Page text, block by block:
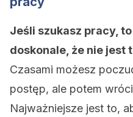
Jeśli szukasz pracy,
doskonale, że nie jest
Czasami możesz
postęp, ale potem
Najważniejsze jest to,